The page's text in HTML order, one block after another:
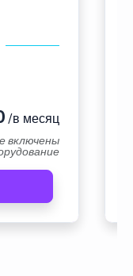
/в месяц
включены